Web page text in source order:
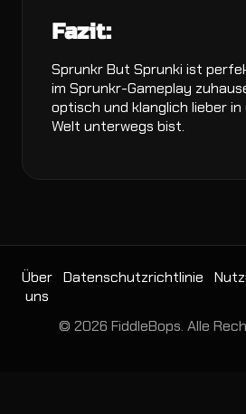
Fazit:
Sprunkr But Sprunki ist
im Sprunkr-Gameplay
optisch und klanglich lieber
Welt unterwegs bist.
Über
uns
Datenschutzrichtlinie
© 2026 FiddleBops. Alle